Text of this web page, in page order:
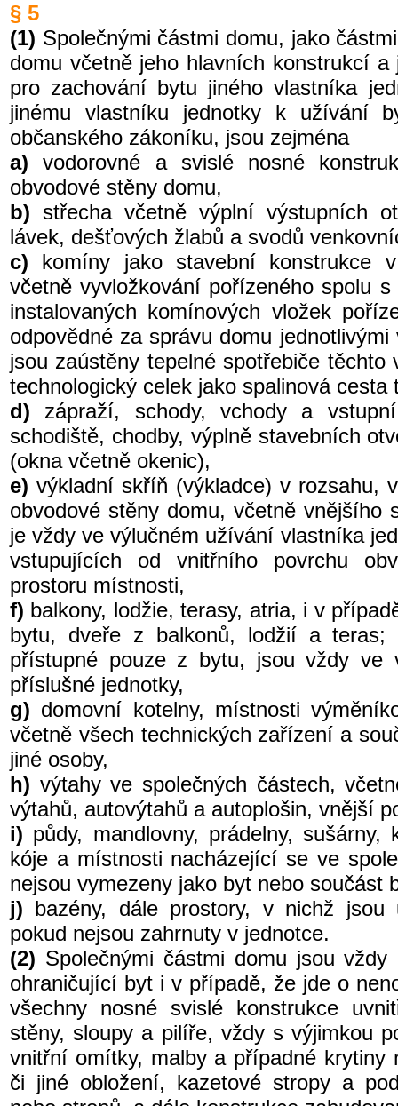
§ 5
(1) Společnými částmi domu, jako
domu včetně jeho hlavních konstrukcí
pro zachování bytu jiného vlastníka
jinému vlastníku jednotky k užívání
občanského zákoníku, jsou zejména
a)
vodorovné a svislé nosné
obvodové stěny domu,
b) střecha včetně výplní výstupních
lávek, dešťových žlabů a svodů
c)
komíny jako stavební konstrukce
včetně vyvložkování pořízeného spolu
instalovaných komínových vložek
odpovědné za správu domu
jsou zaústěny tepelné spotřebiče
technologický celek jako spalinová cesta
d)
zápraží, schody, vchody a
schodiště, chodby, výplně stavebních
(okna včetně okenic),
e) výkladní skříň (výkladce) v rozsahu,
obvodové stěny domu, včetně vnějšího
je vždy ve výlučném užívání vlastníka
vstupujících od vnitřního povrchu
prostoru místnosti,
f) balkony, lodžie, terasy, atria, i v
bytu, dveře z balkonů, lodžií a teras;
přístupné pouze z bytu, jsou vždy ve
příslušné jednotky,
g) domovní kotelny, místnosti
včetně všech technických zařízení a
jiné osoby,
h) výtahy ve společných částech,
výtahů, autovýtahů a autoplošin, vnější
i) půdy, mandlovny, prádelny, sušárny,
kóje a místnosti nacházející se ve
nejsou vymezeny jako byt nebo součást
j) bazény, dále prostory, v nichž jsou
pokud nejsou zahrnuty v jednotce.
(2) Společnými částmi domu jsou
ohraničující byt i v případě, že jde o
všechny nosné svislé konstrukce
stěny, sloupy a pilíře, vždy s výjimkou
vnitřní omítky, malby a případné krytiny
či jiné obložení, kazetové stropy a